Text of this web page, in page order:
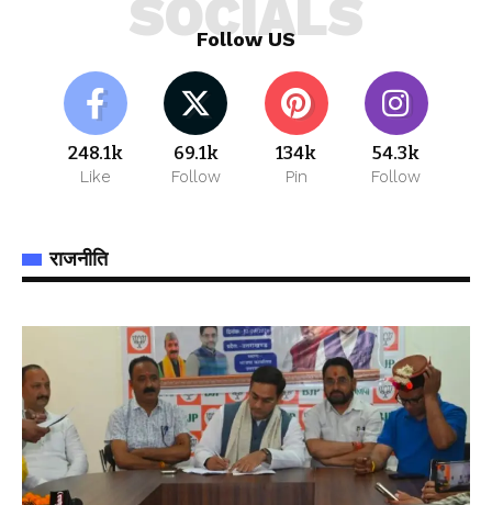
Follow US
SOCIALS
248.1k
Like
69.1k
Follow
134k
Pin
54.3k
Follow
राजनीति